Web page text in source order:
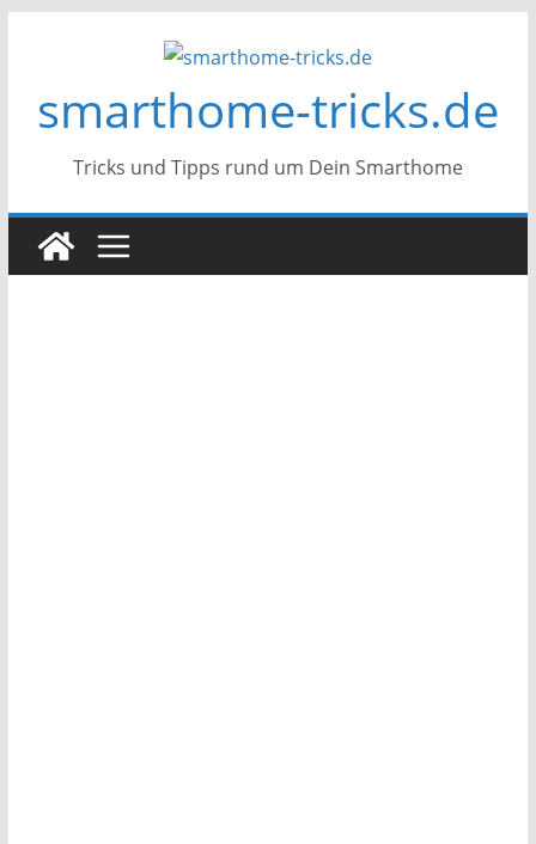
smarthome-tricks.de
Tricks und Tipps rund um Dein Smarthome